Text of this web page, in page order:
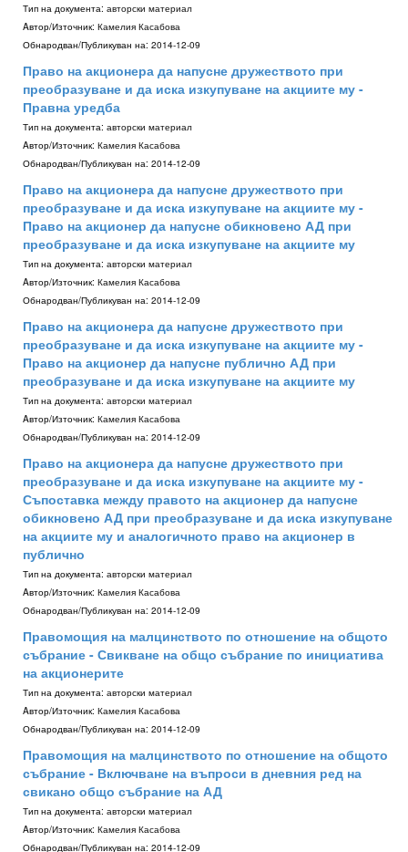
Тип на документа: авторски материал
Aвтор/Източник: Камелия Касабова
Обнародван/Публикуван на: 2014-12-09
Право на акционера да напусне дружеството при
преобразуване и да иска изкупуване на акциите му -
Правна уредба
Тип на документа: авторски материал
Aвтор/Източник: Камелия Касабова
Обнародван/Публикуван на: 2014-12-09
Право на акционера да напусне дружеството при
преобразуване и да иска изкупуване на акциите му -
Право на акционер да напусне обикновено АД при
преобразуване и да иска изкупуване на акциите му
Тип на документа: авторски материал
Aвтор/Източник: Камелия Касабова
Обнародван/Публикуван на: 2014-12-09
Право на акционера да напусне дружеството при
преобразуване и да иска изкупуване на акциите му -
Право на акционер да напусне публично АД при
преобразуване и да иска изкупуване на акциите му
Тип на документа: авторски материал
Aвтор/Източник: Камелия Касабова
Обнародван/Публикуван на: 2014-12-09
Право на акционера да напусне дружеството при
преобразуване и да иска изкупуване на акциите му -
Съпоставка между правото на акционер да напусне
обикновено АД при преобразуване и да иска изкупуване
на акциите му и аналогичното право на акционер в
публично
Тип на документа: авторски материал
Aвтор/Източник: Камелия Касабова
Обнародван/Публикуван на: 2014-12-09
Правомощия на малцинството по отношение на общото
събрание - Свикване на общо събрание по инициатива
на акционерите
Тип на документа: авторски материал
Aвтор/Източник: Камелия Касабова
Обнародван/Публикуван на: 2014-12-09
Правомощия на малцинството по отношение на общото
събрание - Включване на въпроси в дневния ред на
свикано общо събрание на АД
Тип на документа: авторски материал
Aвтор/Източник: Камелия Касабова
Обнародван/Публикуван на: 2014-12-09